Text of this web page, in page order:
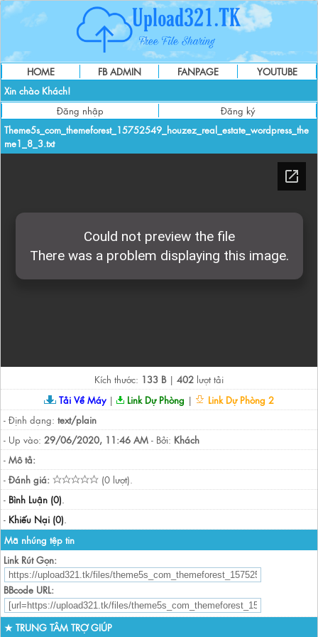
HOME FB ADMIN FANPAGE
YOUTUBE
Xin chào Khách!
Đăng nhập
Đăng ký
Theme5s_com_themeforest_15752549_houzez_real_estate_wordpress_the
me1_8_3.txt
Kích thước: 133 B| 402 lượt tải
Tải Về Máy| Link Dự Phòng |
Link Dự Phòng 2
- Định dạng: text/plain
- Up vào: 29/06/2020, 11:46 AM - Bởi: Khách
- Mô tả:
- Đánh giá:
(0 lượt).
- Bình Luận (0).
- Khiếu Nại (0).
Mã nhúng tệp tin
Link Rút Gọn:
BBcode URL:
★ TRUNG TÂM TRỢ GIÚP